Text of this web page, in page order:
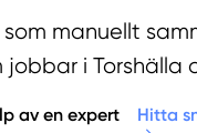
manuellt
jobbar i Torshälla
av en expert Hitta